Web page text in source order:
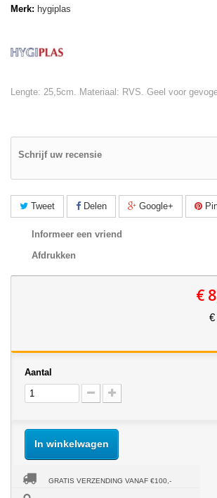
Merk: hygiplas
Lengte: 25,5cm. Materiaal: RVS. Geel voor
Schrijf uw recensie
Tweet Delen Google+
Informeer een vriend
Afdrukken
€
€
Aantal
In winkelwagen
GRATIS VERZENDING VANAF €100,-